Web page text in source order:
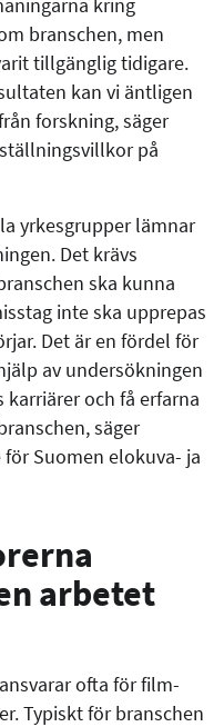
branschen, men
tillgänglig tidigare.
kan vi äntligen
forskning, säger
på
yrkesgrupper lämnar
Det krävs
ska kunna
inte ska upprepas
Det är en fördel för
av undersökningen
och få erfarna
säger
Suomen elokuva- ja
arbetet
ofta för film-
Typiskt för branschen